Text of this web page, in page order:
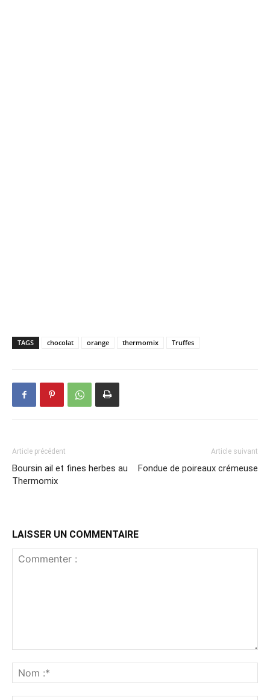
TAGS chocolat orange thermomix Truffes
Article précédent
Boursin ail et fines herbes au
Thermomix
Article suivant
Fondue de poireaux crémeuse
LAISSER UN COMMENTAIRE